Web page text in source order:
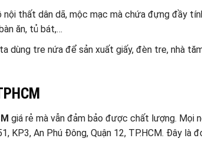
thất dân dã, mộc mạc mà chứa đựng đầy
ăn, tủ bát,…
dùng tre nứa để sản xuất giấy, đèn tre, nhà
giá rẻ mà vẫn đảm bảo được chất lượng. Mọi
KP3, An Phú Đông, Quận 12, TP.HCM. Đây là